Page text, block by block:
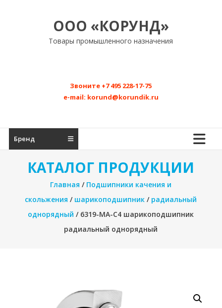
ООО «КОРУНД»
Товары промышленного назначения
Звоните +7 495 228-17-75
e-mail: korund@korundik.ru
Бренд
КАТАЛОГ ПРОДУКЦИИ
Главная / Подшипники качения и
скольжения / шарикоподшипник / радиальный
однорядный / 6319-MA-C4 шарикоподшипник
радиальный однорядный